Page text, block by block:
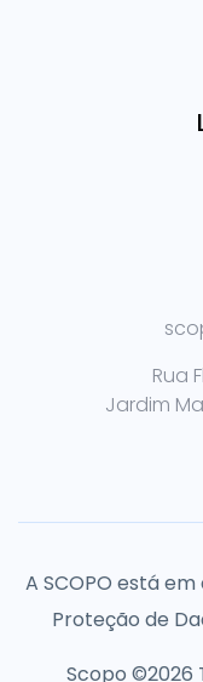
Rua
Jardim
A SCOPO está
Proteção de
Scopo ©2026